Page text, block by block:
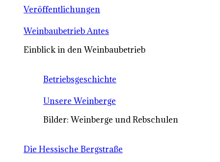
Veröffentlichungen
Weinbaubetrieb Antes
Einblick in den Weinbaubetrieb
Betriebsgeschichte
Unsere Weinberge
Bilder: Weinberge und Rebschulen
Die Hessische Bergstraße